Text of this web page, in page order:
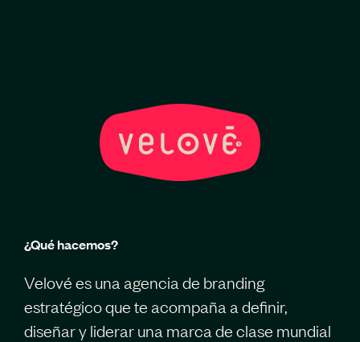
¿Qué hacemos?
Velové es una agencia de branding
estratégico que te acompaña a definir,
diseñar y liderar una marca de clase mundial